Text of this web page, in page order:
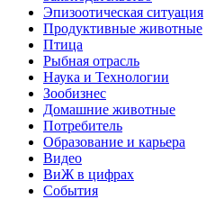
Эпизоотическая ситуация
Продуктивные животные
Птица
Рыбная отрасль
Наука и Технологии
Зообизнес
Домашние животные
Потребитель
Образование и карьера
Видео
ВиЖ в цифрах
События